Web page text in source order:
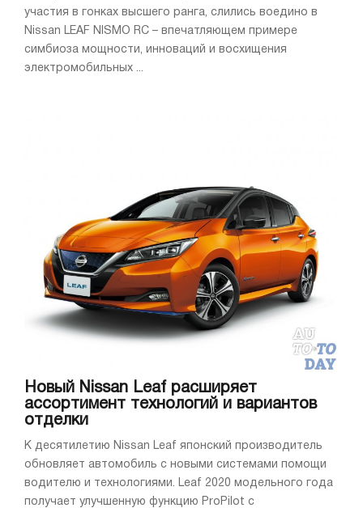
участия в гонках высшего ранга, слились воедино в
Nissan LEAF NISMO RC – впечатляющем примере
симбиоза мощности, инноваций и восхищения
электромобильных ...
Новый Nissan Leaf расширяет
ассортимент технологий и вариантов
отделки
К десятилетию Nissan Leaf японский производитель
обновляет автомобиль с новыми системами помощи
водителю и технологиями. Leaf 2020 модельного года
получает улучшенную функцию ProPilot с